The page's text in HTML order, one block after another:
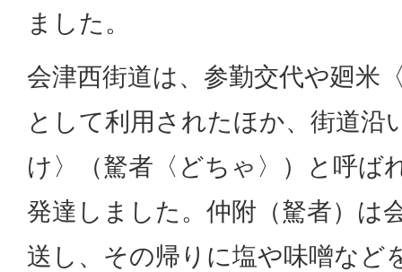
ました。
会津西街道は、参勤交代や廻米
として利用されたほか、街道沿
け〉（駑者〈どちゃ〉）と呼ば
発達しました。仲附（駑者）は
送し、その帰りに塩や味噌など